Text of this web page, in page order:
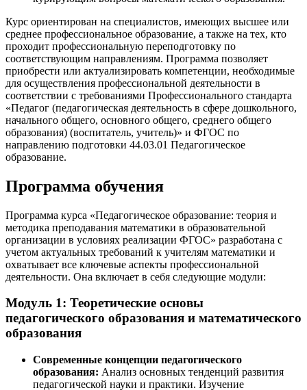
Курс ориентирован на специалистов, имеющих высшее или
среднее профессиональное образование, а также на тех, кто
проходит профессиональную переподготовку по
соответствующим направлениям. Программа позволяет
приобрести или актуализировать компетенции, необходимые
для осуществления профессиональной деятельности в
соответствии с требованиями Профессионального стандарта
«Педагог (педагогическая деятельность в сфере дошкольного,
начального общего, основного общего, среднего общего
образования) (воспитатель, учитель)» и ФГОС по
направлению подготовки 44.03.01 Педагогическое
образование.
Программа обучения
Программа курса «Педагогическое образование: теория и
методика преподавания математики в образовательной
организации в условиях реализации ФГОС» разработана с
учетом актуальных требований к учителям математики и
охватывает все ключевые аспекты профессиональной
деятельности. Она включает в себя следующие модули:
Модуль 1: Теоретические основы
педагогического образования и математического
образования
Современные концепции педагогического
образования: Анализ основных тенденций развития
педагогической науки и практики. Изучение